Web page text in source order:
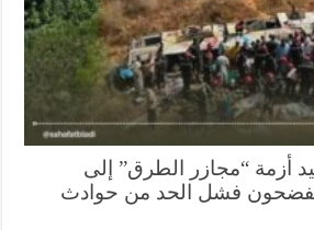
“مجازر الطرق” إلى
يفضحون فشل الحد من حوادث